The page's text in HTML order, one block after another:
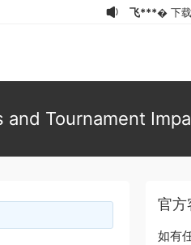
飞***� 下
（
下
（
d*******登
飞***�
（
飞***�下
（
飞***�下载
（
飞***�下
and Tournament
官方
如有